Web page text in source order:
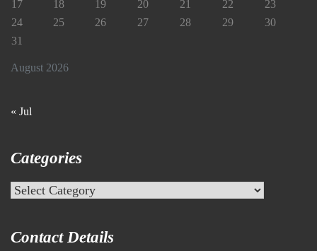
August 2026
17
18 19 20 21 22
23
24
25 26 27 28 29
30
31
« Jul
Categories
Categories
Contact Details